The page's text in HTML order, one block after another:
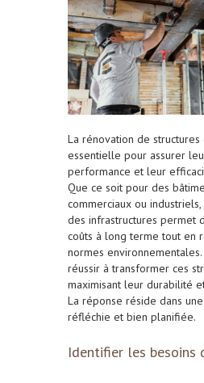
La rénovation de structures
essentielle pour assurer
performance et leur
Que ce soit pour des
commerciaux ou
des infrastructures permet
coûts à long terme tout en
normes
réussir à transformer ces
maximisant leur durabilité
La réponse réside dans
réfléchie et bien planifiée.
Identifier les besoins